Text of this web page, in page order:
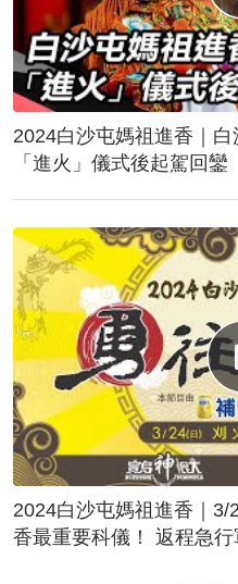
2024白沙屯媽祖進香｜白
「進火」儀式後起駕回鑾
2024白沙屯媽祖進香｜3/
香最重要科儀！ 返程急行